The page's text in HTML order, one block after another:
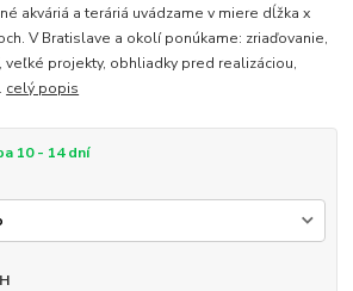
akváriá a teráriá uvádzame v miere dĺžka x
V Bratislave a okolí ponúkame: zriaďovanie,
veľké projekty, obhliadky pred realizáciou,
celý popis
10 - 14 dní